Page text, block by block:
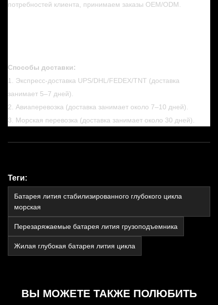
потребностей клиента, принимаем заказы OEM/ODM.
Способы доставки:
1. Экспресс-доставка UPS/DHL/FEDEX/TNT (доставка
занимает 5–7 дней).
2. Авиаперевозка (доставка занимает около 7–10 дней).
3. Морская перевозка (доставка занимает около 30 дней).
Теги:
Батарея лития стабилизированного глубокого цикла
морская
Перезаряжаемые батарея лития грузоподъемника
Жилая глубокая батарея лития цикла
ВЫ МОЖЕТЕ ТАКЖЕ ПОЛЮБИТЬ